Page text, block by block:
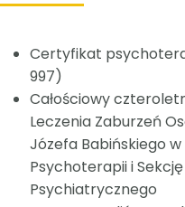
Certyfikat
997)
Całościowy
Leczenia Zaburzeń
Józefa Babińskiego
Psychoterapii i
Psychiatrycznego